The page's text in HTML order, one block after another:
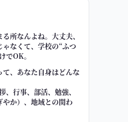
所なんよね。大丈夫、
なくて、学校の“ふつ
でOK。
、あなた自身はどんな
行事、部活、勉強、
か）、地域との関わ